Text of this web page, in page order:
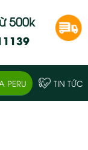
500k
PERU TIN TỨC